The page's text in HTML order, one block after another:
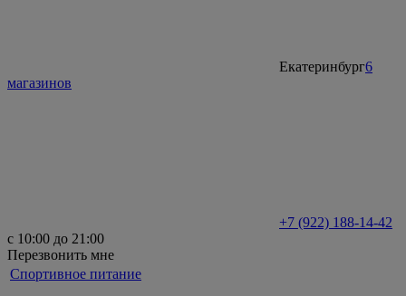
Екатеринбург6
магазинов
+7 (922) 188-14-42
с 10:00 до 21:00
Перезвонить мне
Спортивное питание